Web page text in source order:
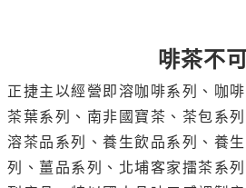
啡茶不
正捷主以經營即溶咖啡系列、咖
茶葉系列、南非國寶茶、茶包系
溶茶品系列、養生飲品系列、養
列、薑品系列、北埔客家擂茶系